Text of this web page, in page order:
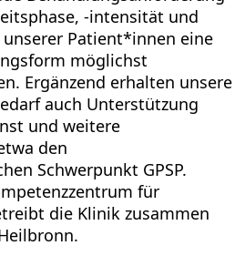
-intensität und
Patient*innen eine
möglichst
Ergänzend erhalten unsere
auch Unterstützung
und weitere
den
Schwerpunkt GPSP.
für
die Klinik zusammen